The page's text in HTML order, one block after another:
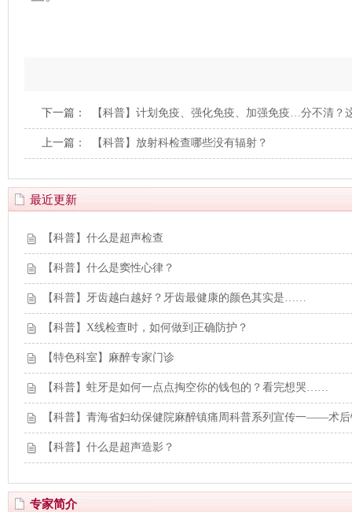
下一篇： 【科普】计划免疫、强化免疫、加强免疫…分不清
上一篇： 【科普】放射科检查哪些没有辐射？
最近更新
【科普】什么是超声检查
【科普】什么是窦性心律？
【科普】牙齿越白越好？牙齿最健康的颜色其实是……
【科普】X线检查时，如何做到正确防护？
【特色科室】麻醉专家门诊
【科普】蛀牙是如何一点点掏空你的钱包的？看完想哭……
【科普】青海省妇幼保健院麻醉镇痛周科普系列宣传一——术
【科普】什么是超声造影？
专家简介